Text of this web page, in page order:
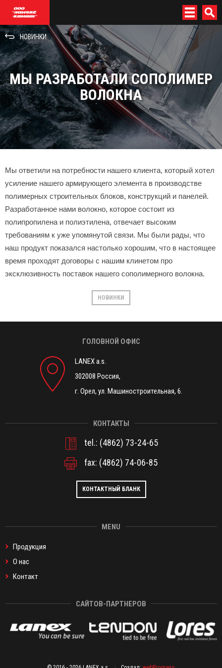
menu
НОВИНКИ
МЫ РАЗРАБОТАЛИ СОПОЛИМЕР
ВОЛОКНА
Мы ответили на потребности нашего клиента, который хотел
усиление нашего армирующего элемента в производстве
полимерных строительных блоков, конструкций и панелей.
Разработанное нами волокно, которое состоит из
полипропилена и полиэтилена, отвечает высоким
требованиям к уже упомянутой связи. Мы были рады, что
наш продукт показался настолько хорошим, что в настоящее
время проходят договоры с нашим клинетом про
эксклюзивность поставок нашего сополимерного волокна.
НОВИНКИ
ГОЛОВНОЙ ОФИС
LANEX a.s.
302008 Россия,
г. Орел, ул. Машиностроительная, 6.
КОНТАКТЫ
tel.: (4862) 73-24-65
fax: (4862) 74-06-85
КОНТАКТНЫЙ БЛАНК
MENU
Продукция
О нас
Контакт
САЙТОВ-ПАРТНЕРОВ